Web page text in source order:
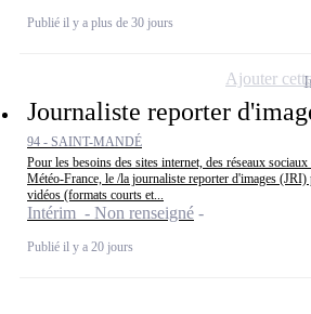
Publié il y a plus de 30 jours
Journaliste reporter
94 - SAINT-MANDÉ
Pour les besoins des sites internet, des réseaux
Météo-France, le /la journaliste reporter d'images (JRI)
vidéos (formats courts et...
Intérim - Non renseigné
Publié il y a 20 jours
Ajouter